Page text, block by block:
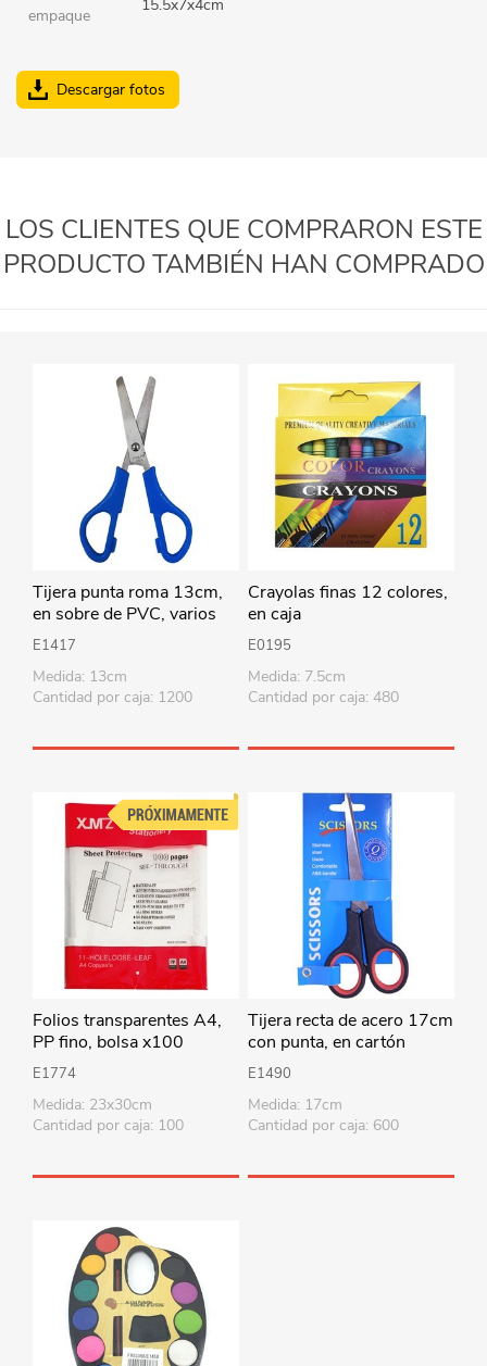
empaque
15.5x7x4cm
Descargar fotos
LOS CLIENTES QUE COMPRARON ESTE
PRODUCTO TAMBIÉN HAN COMPRADO
Tijera punta roma 13cm,
en sobre de PVC, varios
colores
E1417
Medida: 13cm
Cantidad por caja: 1200
Crayolas finas 12 colores,
en caja
E0195
Medida: 7.5cm
Cantidad por caja: 480
Folios transparentes A4,
PP fino, bolsa x100
E1774
Medida: 23x30cm
Cantidad por caja: 100
Tijera recta de acero 17cm
con punta, en cartón
E1490
Medida: 17cm
Cantidad por caja: 600